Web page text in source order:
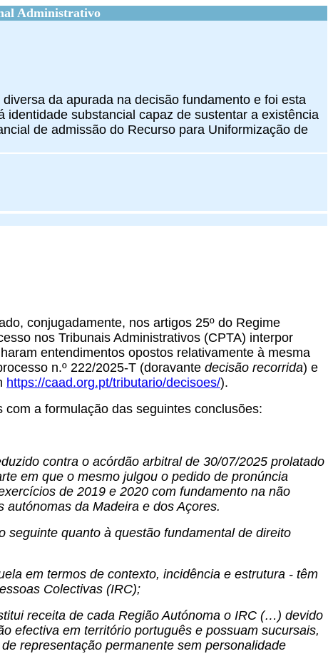
Administrativo
da apurada na decisão fundamento e foi esta
substancial capaz de sustentar a existência
de admissão do Recurso para Uniformização de
conjugadamente, nos artigos 25º do Regime
nos Tribunais Administrativos (CPTA) interpor
entendimentos opostos relativamente à mesma
n.º 222/2025-T (doravante decisão recorrida) e
https://caad.org.pt/tributario/decisoes/).
a formulação das seguintes conclusões:
contra o acórdão arbitral de 30/07/2025 prolatado
em que o mesmo julgou o pedido de pronúncia
de 2019 e 2020 com fundamento na não
da Madeira e dos Açores.
seguinte quanto à questão fundamental de direito
em termos de contexto, incidência e estrutura - têm
Colectivas (IRC);
receita de cada Região Autónoma o IRC (…) devido
efectiva em território português e possuam sucursais,
representação permanente sem personalidade